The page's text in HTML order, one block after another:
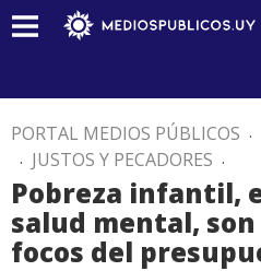
PORTAL MEDIOS PÚBLICOS .
. JUSTOS Y PECADORES .
Pobreza infantil,
salud mental,
focos del